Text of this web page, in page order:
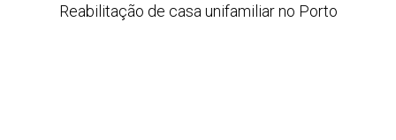
Reabilitação de casa unifamiliar no Porto